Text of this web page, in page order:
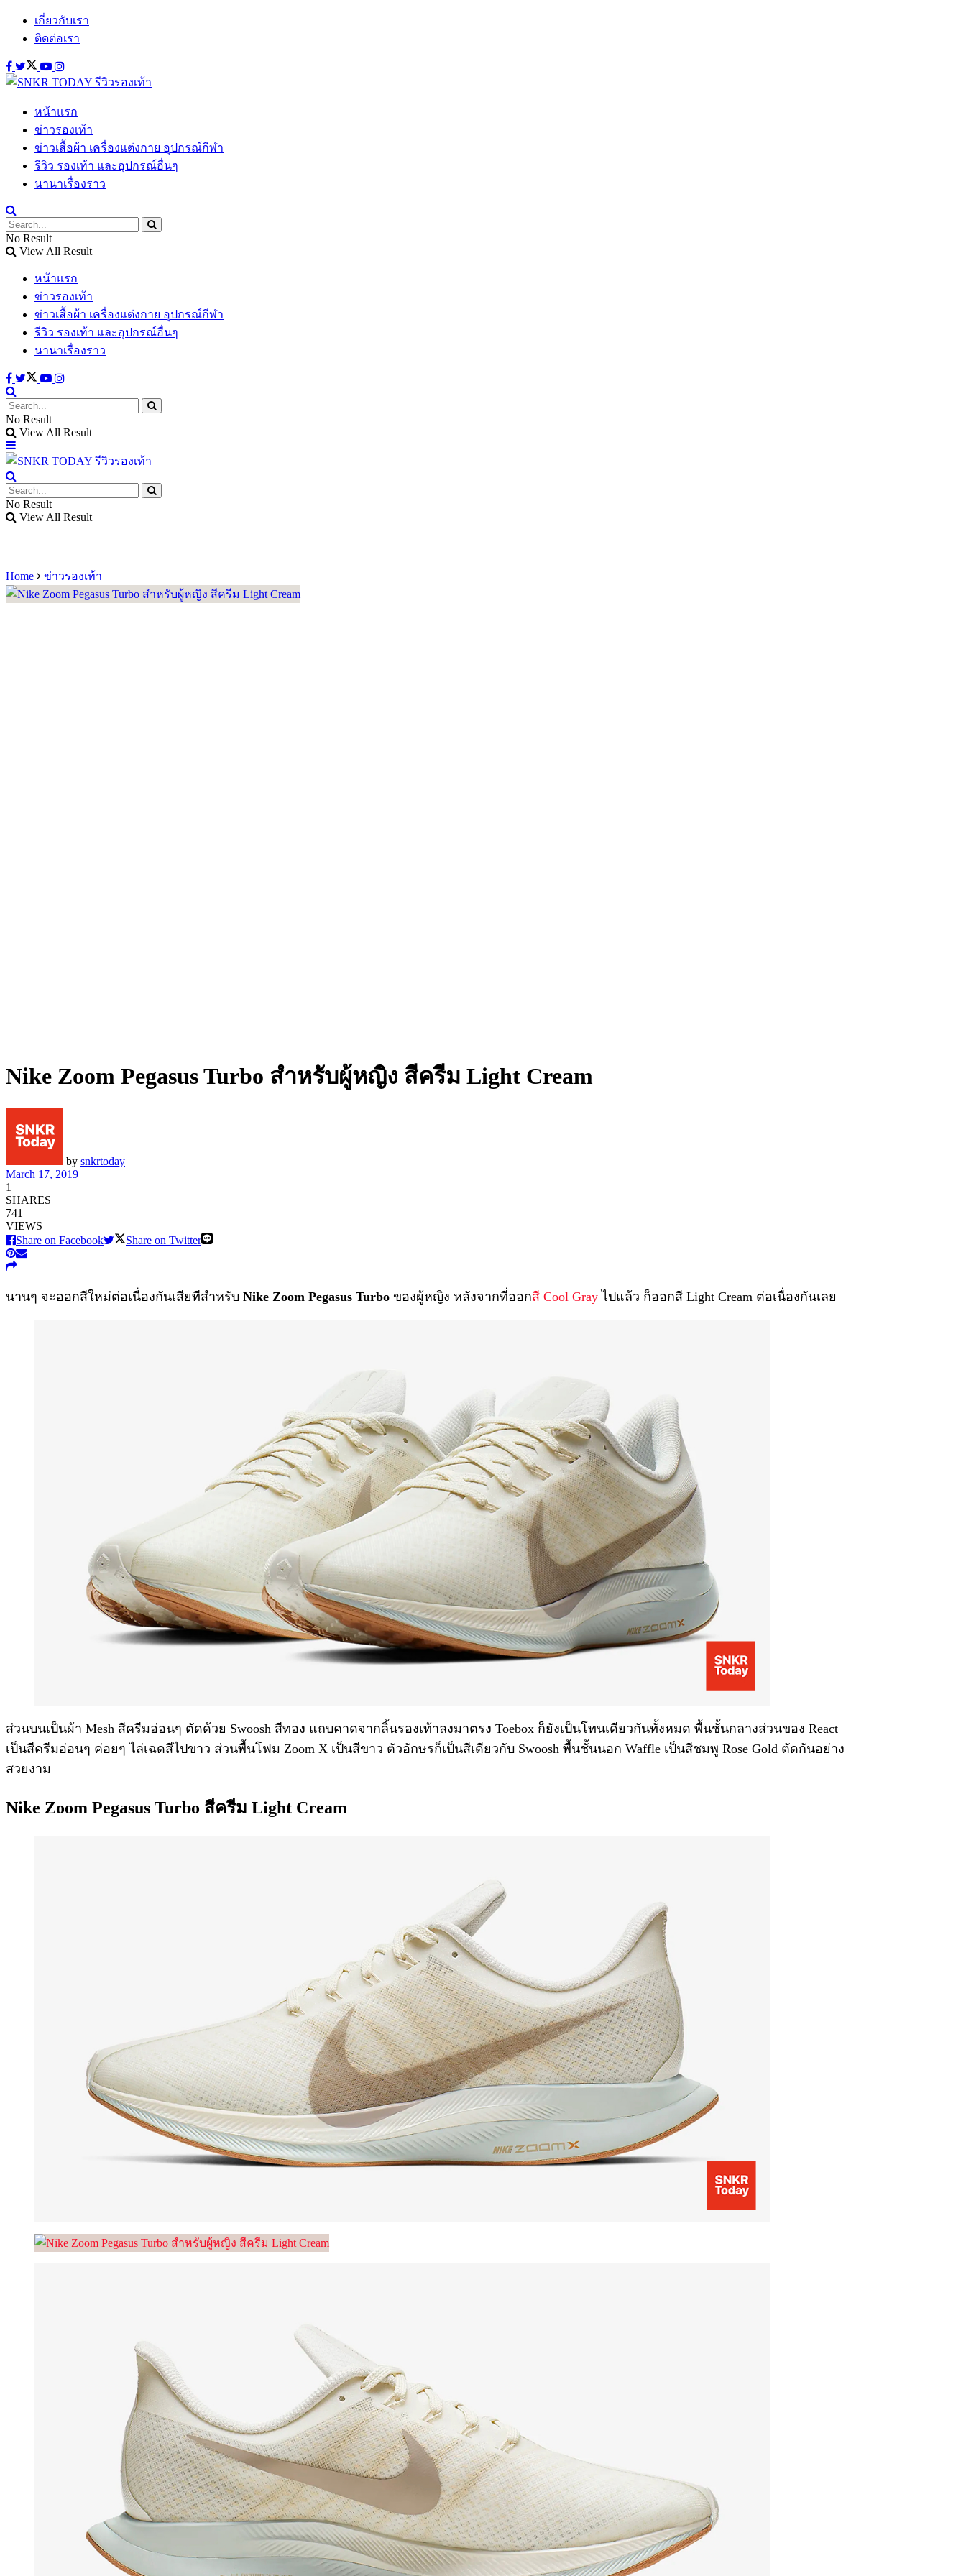
เกี่ยวกับเรา
ติดต่อเรา
หน้าแรก
ข่าวรองเท้า
ข่าวเสื้อผ้า เครื่องแต่งกาย อุปกรณ์กีฬา
รีวิว รองเท้า และอุปกรณ์อื่นๆ
นานาเรื่องราว
No Result
View All Result
หน้าแรก
ข่าวรองเท้า
ข่าวเสื้อผ้า เครื่องแต่งกาย อุปกรณ์กีฬา
รีวิว รองเท้า และอุปกรณ์อื่นๆ
นานาเรื่องราว
No Result
View All Result
No Result
View All Result
Home ข่าวรองเท้า
Nike Zoom Pegasus Turbo สำหรับผู้หญิง สีครีม Light Cream
by snkrtoday
March 17, 2019
1
SHARES
741
VIEWS
Share on Facebook
Share on Twitter
นานๆ จะออกสีใหม่ต่อเนื่องกันเสียทีสำหรับ Nike Zoom Pegasus Turbo ของผู้หญิง หลังจากที่ออกสี Cool Gray ไปแล้ว ก็ออกสี Light Cream ต่อเนื่องกันเลย
ส่วนบนเป็นผ้า Mesh สีครีมอ่อนๆ ตัดด้วย Swoosh สีทอง แถบคาดจากลิ้นรองเท้าลงมาตรง Toebox ก็ยังเป็นโทนเดียวกันทั้งหมด พื้นชั้นกลางส่วนของ React
เป็นสีครีมอ่อนๆ ค่อยๆ ไล่เฉดสีไปขาว ส่วนพื้นโฟม Zoom X เป็นสีขาว ตัวอักษรก็เป็นสีเดียวกับ Swoosh พื้นชั้นนอก Waffle เป็นสีชมพู Rose Gold ตัดกันอย่าง
สวยงาม
Nike Zoom Pegasus Turbo สีครีม Light Cream